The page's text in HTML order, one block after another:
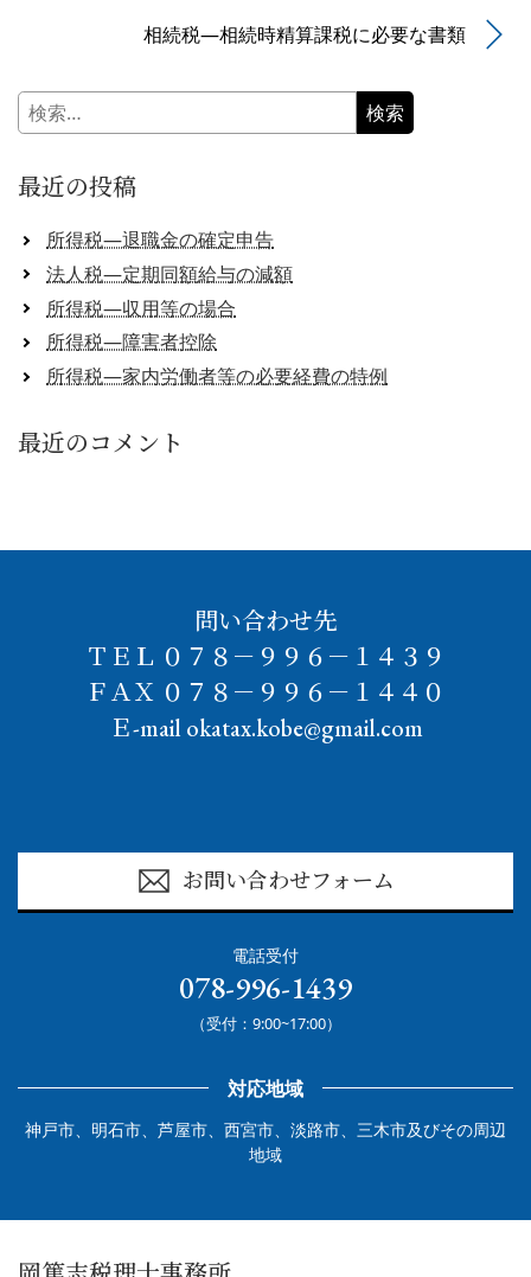
相続税―相続時精算課税に必要な書類
検
索:
最近の投稿
所得税―退職金の確定申告
法人税―定期同額給与の減額
所得税―収用等の場合
所得税―障害者控除
所得税―家内労働者等の必要経費の特例
最近のコメント
問い合わせ先
ＴＥＬ ０７８－９９６－１４３９
ＦＡＸ ０７８－９９６－１４４０
Ｅ-mail okatax.kobe@gmail.com
お問い合わせフォーム
電話受付
078-996-1439
（受付：9:00~17:00）
対応地域
神戸市、明石市、芦屋市、西宮市、淡路市、三木市及びその周辺
地域